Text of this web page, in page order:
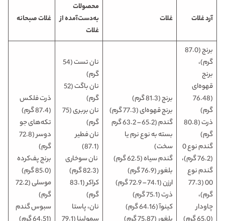
آرد غلات غلات
محصولات
به‌دست‌آمده از
غلات
غلات صبحانه
برنج (87.0
گرم)،
برنج
قهوه‌ای
(76.48
گرم)
ذرت (80.8
گرم)
گندم نوع 0
(76.2 گرم)،
گندم نوع
00 (77.3
گرم)،
چاودار
برنج (81.3 گرم)
برنج قهوه‌ای (77.3 گرم)
گندم (65.2 – 63.2 گرم
بسته به نوع نرم یا
سخت)
گندم سیاه (62.5 گرم)
بلغور (76.9 گرم)
ارزن (74.1 – 72.9 گرم)
ذرت (75.1 گرم)
کینوآ (64.16 گرم)
نان تست (54
گرم)
نان باگت (52
گرم)
نان بربری (75
گرم)
نان فطیر
(87.1)
نان سوخاری
(82.3 گرم)
کراکر (83.1
گرم)
نان، پاستا
ذرت فلکس
(87.4 گرم)
تکه‌هایجو
دوسر (72.8
گرم)
برنج پف‌کرده
(85.0 گرم)
موسلی (72.2
گرم)
سبوس گندم